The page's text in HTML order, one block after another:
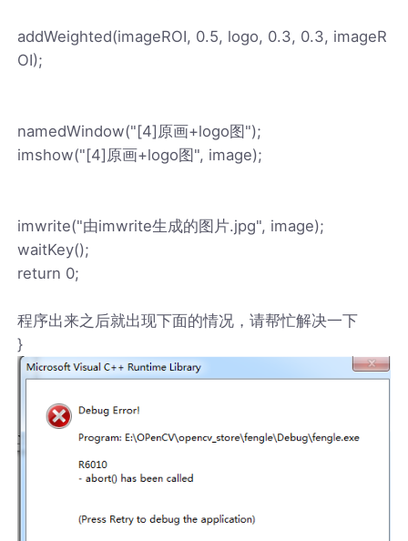
addWeighted(imageROI, 0.5, logo, 0.3, 0.3, imageR
OI);
namedWindow("[4]原画+logo图");
imshow("[4]原画+logo图", image);
imwrite("由imwrite生成的图片.jpg", image);
waitKey();
return 0;
程序出来之后就出现下面的情况，请帮忙解决一下
}